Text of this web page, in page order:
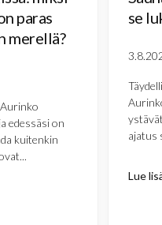
paras
merellä?
edessäsi on
kuitenkin
se
ajatus
Lue